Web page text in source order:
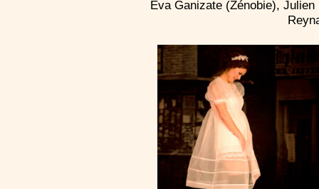
Eva Ganizate (Zénobie),